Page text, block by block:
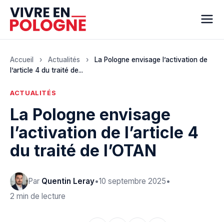
Accueil › Actualités ›
La Pologne envisage l’activation de
l’article 4 du traité de...
ACTUALITÉS
La Pologne envisage
l’activation de l’article 4
du traité de l’OTAN
Par Quentin Leray•10 septembre 2025•
2 min de lecture